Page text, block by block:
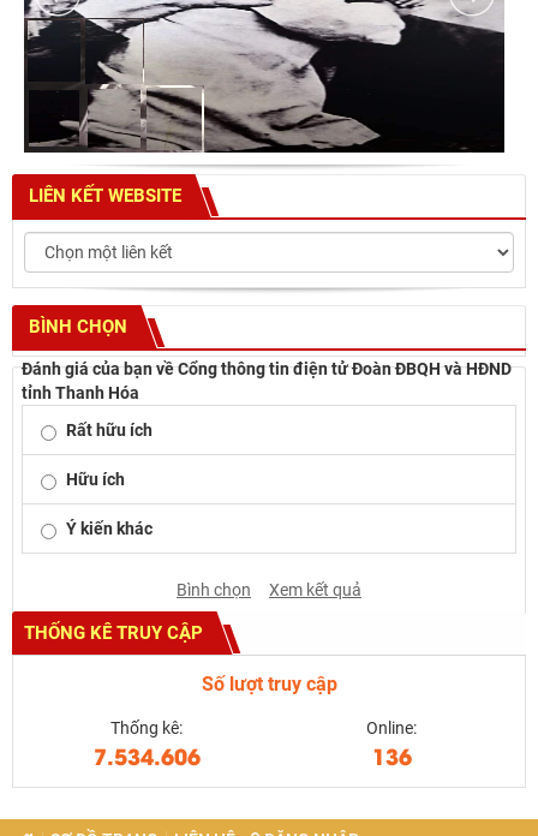
LIÊN KẾT WEBSITE
BÌNH CHỌN
Đánh giá của bạn về Cổng thông tin điện tử Đoàn ĐBQH và HĐND
tỉnh Thanh Hóa
Rất hữu ích
Hữu ích
Ý kiến khác
Bình chọn Xem kết quả
THỐNG KÊ TRUY CẬP
Số lượt truy cập
Thống kê:
7.534.606
Online:
136